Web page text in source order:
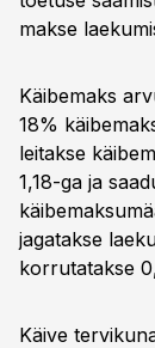
makse
Käibemaks
18%
leitakse
1,18-ga ja
jagatakse
korrutatakse
Käive